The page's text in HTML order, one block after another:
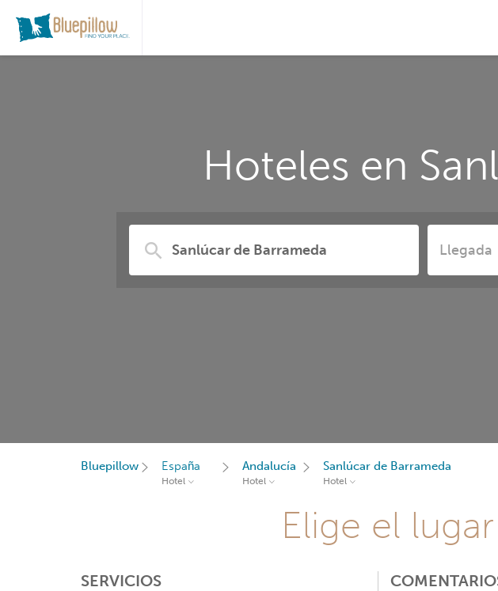
Hoteles en
Bluepillow España
Hotel
Andalucía
Hotel
Sanlúcar de Barrameda
Hotel
Elige el
SERVICIOS